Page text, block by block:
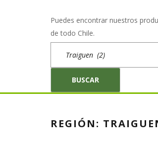
Puedes encontrar nuestros
de todo Chile.
REGIÓN: